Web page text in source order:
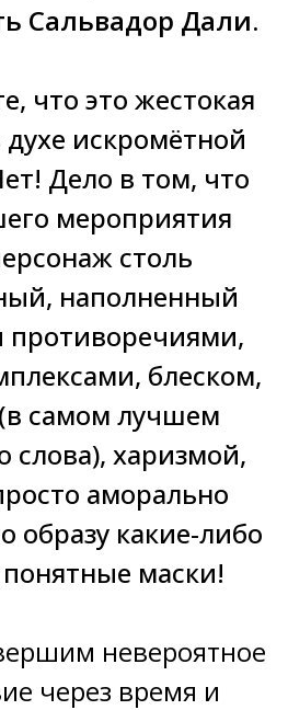
Сальвадор Дали.
что это жестокая
искромётной
Дело в том, что
мероприятия
столь
наполненный
блеском,
самом лучшем
слова), харизмой,
аморально
образу какие-либо
маски!
невероятное
через время и